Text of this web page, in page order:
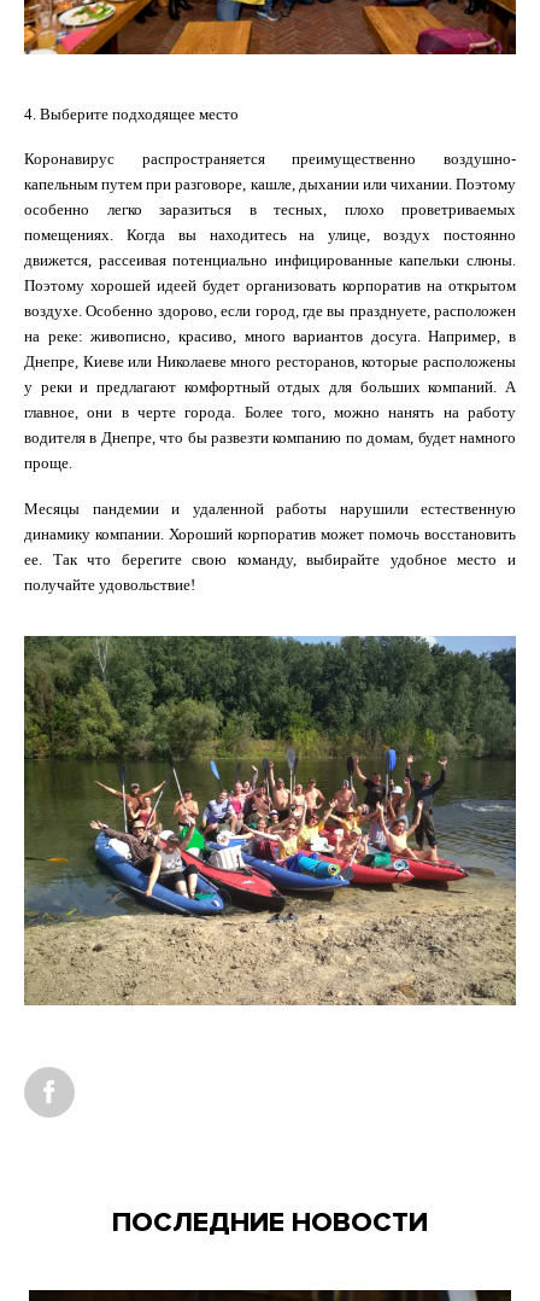
4. Выберите подходящее место
Коронавирус распространяется преимущественно воздушно-
капельным путем при разговоре, кашле, дыхании или чихании. Поэтому
особенно легко заразиться в тесных, плохо проветриваемых
помещениях. Когда вы находитесь на улице, воздух постоянно
движется, рассеивая потенциально инфицированные капельки слюны.
Поэтому хорошей идеей будет организовать корпоратив на открытом
воздухе. Особенно здорово, если город, где вы празднуете, расположен
на реке: живописно, красиво, много вариантов досуга. Например, в
Днепре, Киеве или Николаеве много ресторанов, которые расположены
у реки и предлагают комфортный отдых для больших компаний. А
главное, они в черте города. Более того, можно нанять на работу
водителя в Днепре, что бы развезти компанию по домам, будет намного
проще.
Месяцы пандемии и удаленной работы нарушили естественную
динамику компании. Хороший корпоратив может помочь восстановить
ее. Так что берегите свою команду, выбирайте удобное место и
получайте удовольствие!
ПОСЛЕДНИЕ НОВОСТИ